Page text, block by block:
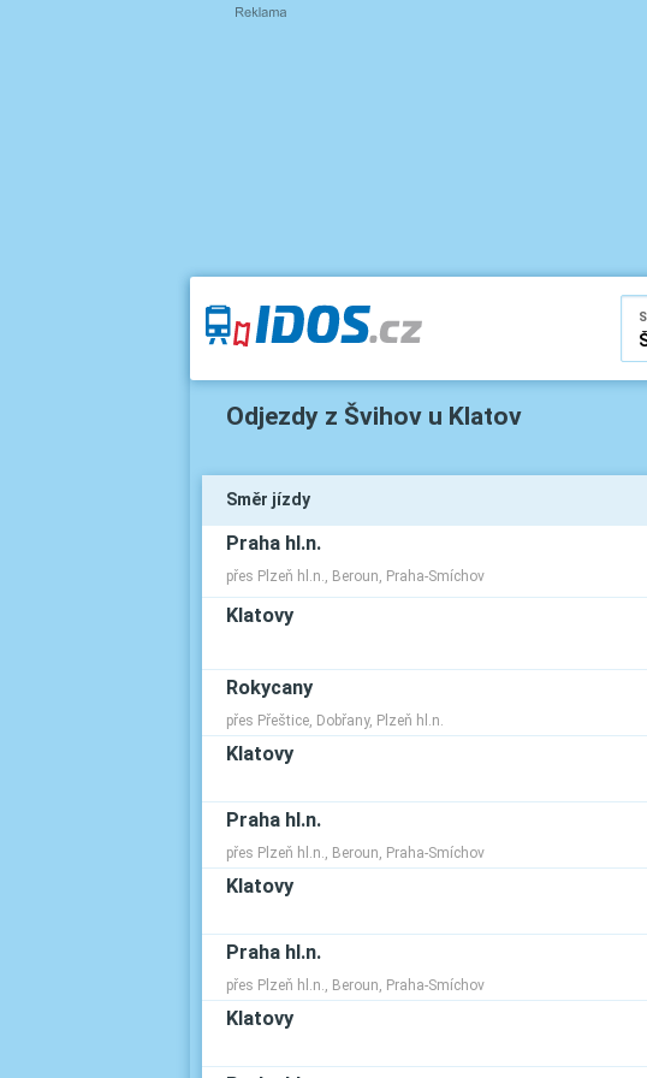
Odjezdy z Švihov u Klatov
Směr jízdy
Praha hl.n.
přes Plzeň hl.n., Beroun, Praha-Smíchov
Klatovy
Rokycany
přes Přeštice, Dobřany, Plzeň hl.n.
Klatovy
Praha hl.n.
přes Plzeň hl.n., Beroun, Praha-Smíchov
Klatovy
Praha hl.n.
přes Plzeň hl.n., Beroun, Praha-Smíchov
Klatovy